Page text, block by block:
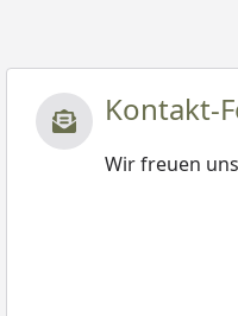
Kontakt-
Wir freuen